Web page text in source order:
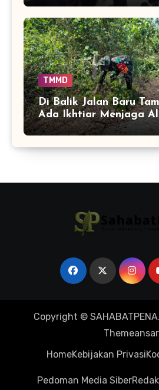
TMMD
Di Balik Jalan Baru
Ada Ikhtiar Menjaga
Tetap Hidup
Copyright ©
Themeansar
HomeKebijakan Privasi
Pedoman Media Siber